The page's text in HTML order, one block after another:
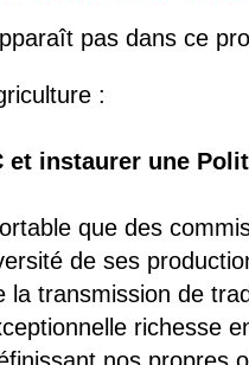
pas dans ce
:
et instaurer une
que des
de ses
la transmission de
richesse